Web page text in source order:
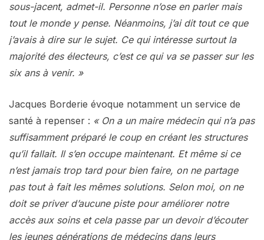
sous-jacent, admet-il. Personne n’ose en parler mais
tout le monde y pense. Néanmoins, j’ai dit tout ce que
j’avais à dire sur le sujet. Ce qui intéresse surtout la
majorité des électeurs, c’est ce qui va se passer sur les
six ans à venir. »
Jacques Borderie évoque notamment un service de
santé à repenser : « On a un maire médecin qui n’a pas
suffisamment préparé le coup en créant les structures
qu’il fallait. Il s’en occupe maintenant. Et même si ce
n’est jamais trop tard pour bien faire, on ne partage
pas tout à fait les mêmes solutions. Selon moi, on ne
doit se priver d’aucune piste pour améliorer notre
accès aux soins et cela passe par un devoir d’écouter
les jeunes générations de médecins dans leurs